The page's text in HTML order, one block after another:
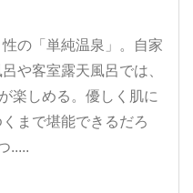
の「単純温泉」。自家
や客室露天風呂では、
楽しめる。優しく肌に
まで堪能できるだろ
.....